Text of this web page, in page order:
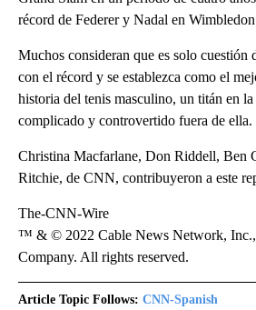
récord de Federer y Nadal en
Muchos consideran que es solo cuestión
con el récord y se establezca como el
historia del tenis masculino, un titán en
complicado y controvertido fuera de ella.
Christina Macfarlane, Don Riddell, Ben
Ritchie, de CNN, contribuyeron a este
The-CNN-Wire
™ & © 2022 Cable News Network, Inc.,
Company. All rights reserved.
Article Topic Follows: CNN-Spanish